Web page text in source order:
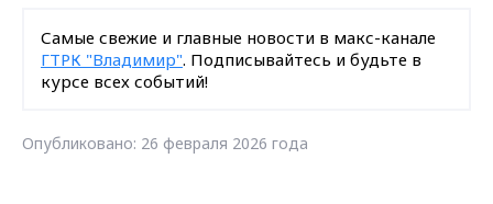
Самые свежие и главные новости в макс-канале
ГТРК "Владимир". Подписывайтесь и будьте в
курсе всех событий!
Опубликовано: 26 февраля 2026 года